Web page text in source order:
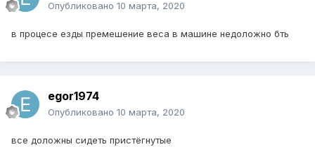
Опубликовано 10 марта, 2020
в процесе езды премешение веса в машине недоложно бть
egor1974
Опубликовано 10 марта, 2020
все доложны сидеть пристёгнутые